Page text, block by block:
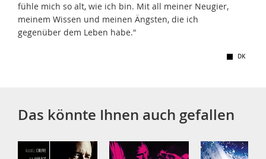
fühle mich so alt, wie ich bin. Mit all meiner Neugier,
meinem Wissen und meinen Ängsten, die ich
gegenüber dem Leben habe."
DK
Das könnte Ihnen auch gefallen